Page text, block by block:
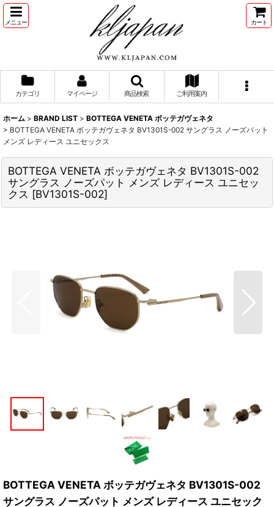
メニュー カート
カテゴリ マイページ 商品検索 ご利用案内
ホーム > BRAND LIST > BOTTEGA VENETA ボッテガヴェネタ
> BOTTEGA VENETA ボッテガヴェネタ BV1301S-002 サングラス ノーズパット
メンズ レディース ユニセックス
BOTTEGA VENETA ボッテガヴェネタ BV1301S-002
サングラス ノーズパット メンズ レディース ユニセッ
クス [BV1301S-002]
BOTTEGA VENETA ボッテガヴェネタ BV1301S-002
サングラス ノーズパット メンズ レディース ユニセック